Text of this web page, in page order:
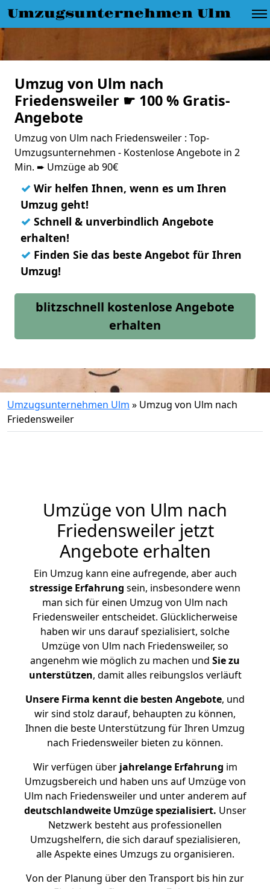
Umzugsunternehmen Ulm
Umzug von Ulm nach
Friedensweiler ☛ 100 % Gratis-
Angebote
Umzug von Ulm nach Friedensweiler : Top-
Umzugsunternehmen - Kostenlose Angebote in 2
Min. ➨ Umzüge ab 90€
✓ Wir helfen Ihnen, wenn es um Ihren
Umzug geht!
✓ Schnell & unverbindlich Angebote
erhalten!
✓ Finden Sie das beste Angebot für Ihren
Umzug!
blitzschnell kostenlose Angebote
erhalten
Umzugsunternehmen Ulm » Umzug von Ulm nach
Friedensweiler
Umzüge von Ulm nach
Friedensweiler jetzt
Angebote erhalten
Ein Umzug kann eine aufregende, aber auch
stressige Erfahrung sein, insbesondere wenn
man sich für einen Umzug von Ulm nach
Friedensweiler entscheidet. Glücklicherweise
haben wir uns darauf spezialisiert, solche
Umzüge von Ulm nach Friedensweiler, so
angenehm wie möglich zu machen und Sie zu
unterstützen, damit alles reibungslos verläuft
Unsere Firma kennt die besten Angebote, und
wir sind stolz darauf, behaupten zu können,
Ihnen die beste Unterstützung für Ihren Umzug
nach Friedensweiler bieten zu können.
Wir verfügen überjahrelange Erfahrung im
Umzugsbereich und haben uns auf Umzüge von
Ulm nach Friedensweiler und unter anderem auf
deutschlandweite Umzüge spezialisiert. Unser
Netzwerk besteht aus professionellen
Umzugshelfern, die sich darauf spezialisieren,
alle Aspekte eines Umzugs zu organisieren.
Von der Planung über den Transport bis hin zur